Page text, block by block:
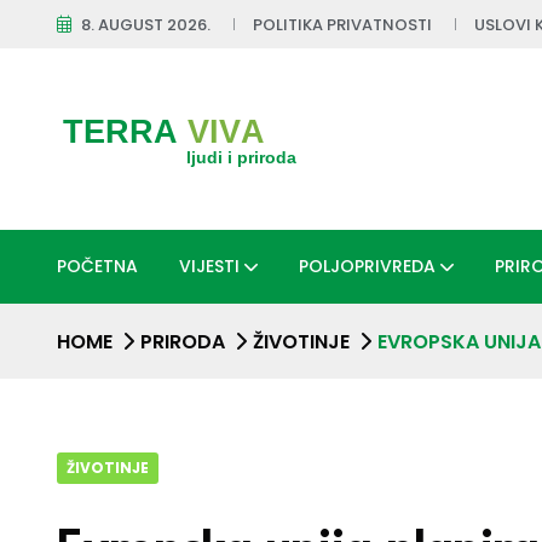
8. AUGUST 2026. POLITIKA PRIVATNOSTI USLOVI
POČETNA VIJESTI POLJOPRIVREDA
HOME PRIRODA ŽIVOTINJE EVROPSKA
ŽIVOTINJE